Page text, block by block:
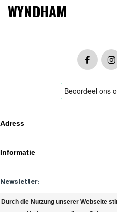
WYNDHAM
Adress
Informatie
Newsletter:
Durch die Nutzung unserer Webseite